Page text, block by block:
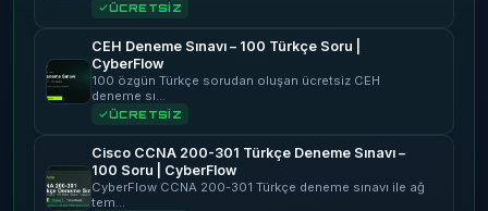
ÜCRETSİZ
CEH Deneme Sınavı – 100 Türkçe Soru |
CyberFlow
100 özgün Türkçe sorudan oluşan ücretsiz CEH
deneme sı…
ÜCRETSİZ
Cisco CCNA 200-301 Türkçe Deneme Sınavı –
100 Soru | CyberFlow
CyberFlow CCNA 200-301 Türkçe deneme sınavı ile ağ
tem…